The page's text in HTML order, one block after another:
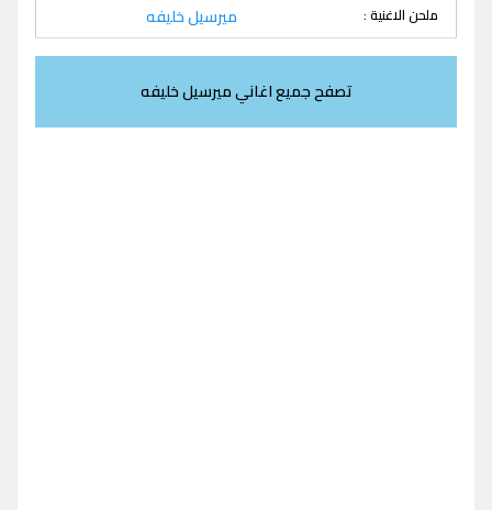
ملحن الاغنية : ميرسيل خليفه
تصفح جميع اغاني ميرسيل خليفه